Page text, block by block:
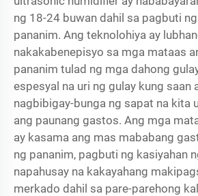
ng 18-24 buwan dahil sa pagbuti
pananim. Ang teknolohiya ay
nakakabenepisyo sa mga mataas
pananim tulad ng mga dahong
espesyal na uri ng gulay kung saan
nagbibigay-bunga ng sapat na kita
ang paunang gastos. Ang mga
ay kasama ang mas mababang
ng pananim, pagbuti ng kasiyahan
napahusay na kakayahang
merkado dahil sa pare-parehong